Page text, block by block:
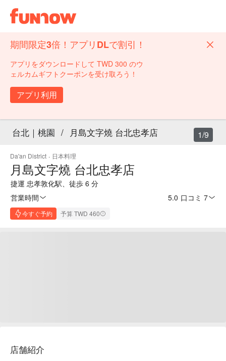
期間限定3倍！アプリDLで割引！
アプリをダウンロードして TWD 300 のウ
ェルカムギフトクーポンを受け取ろう！
アプリ利用
台北｜桃園 / 月島文字燒 台北忠孝店
Da'an District · 日本料理
月島文字燒 台北忠孝店
捷運 忠孝敦化駅、徒歩 6 分
営業時間
5.0 口コミ 7
今すぐ予約 予算 TWD 460
1/9
店舗紹介